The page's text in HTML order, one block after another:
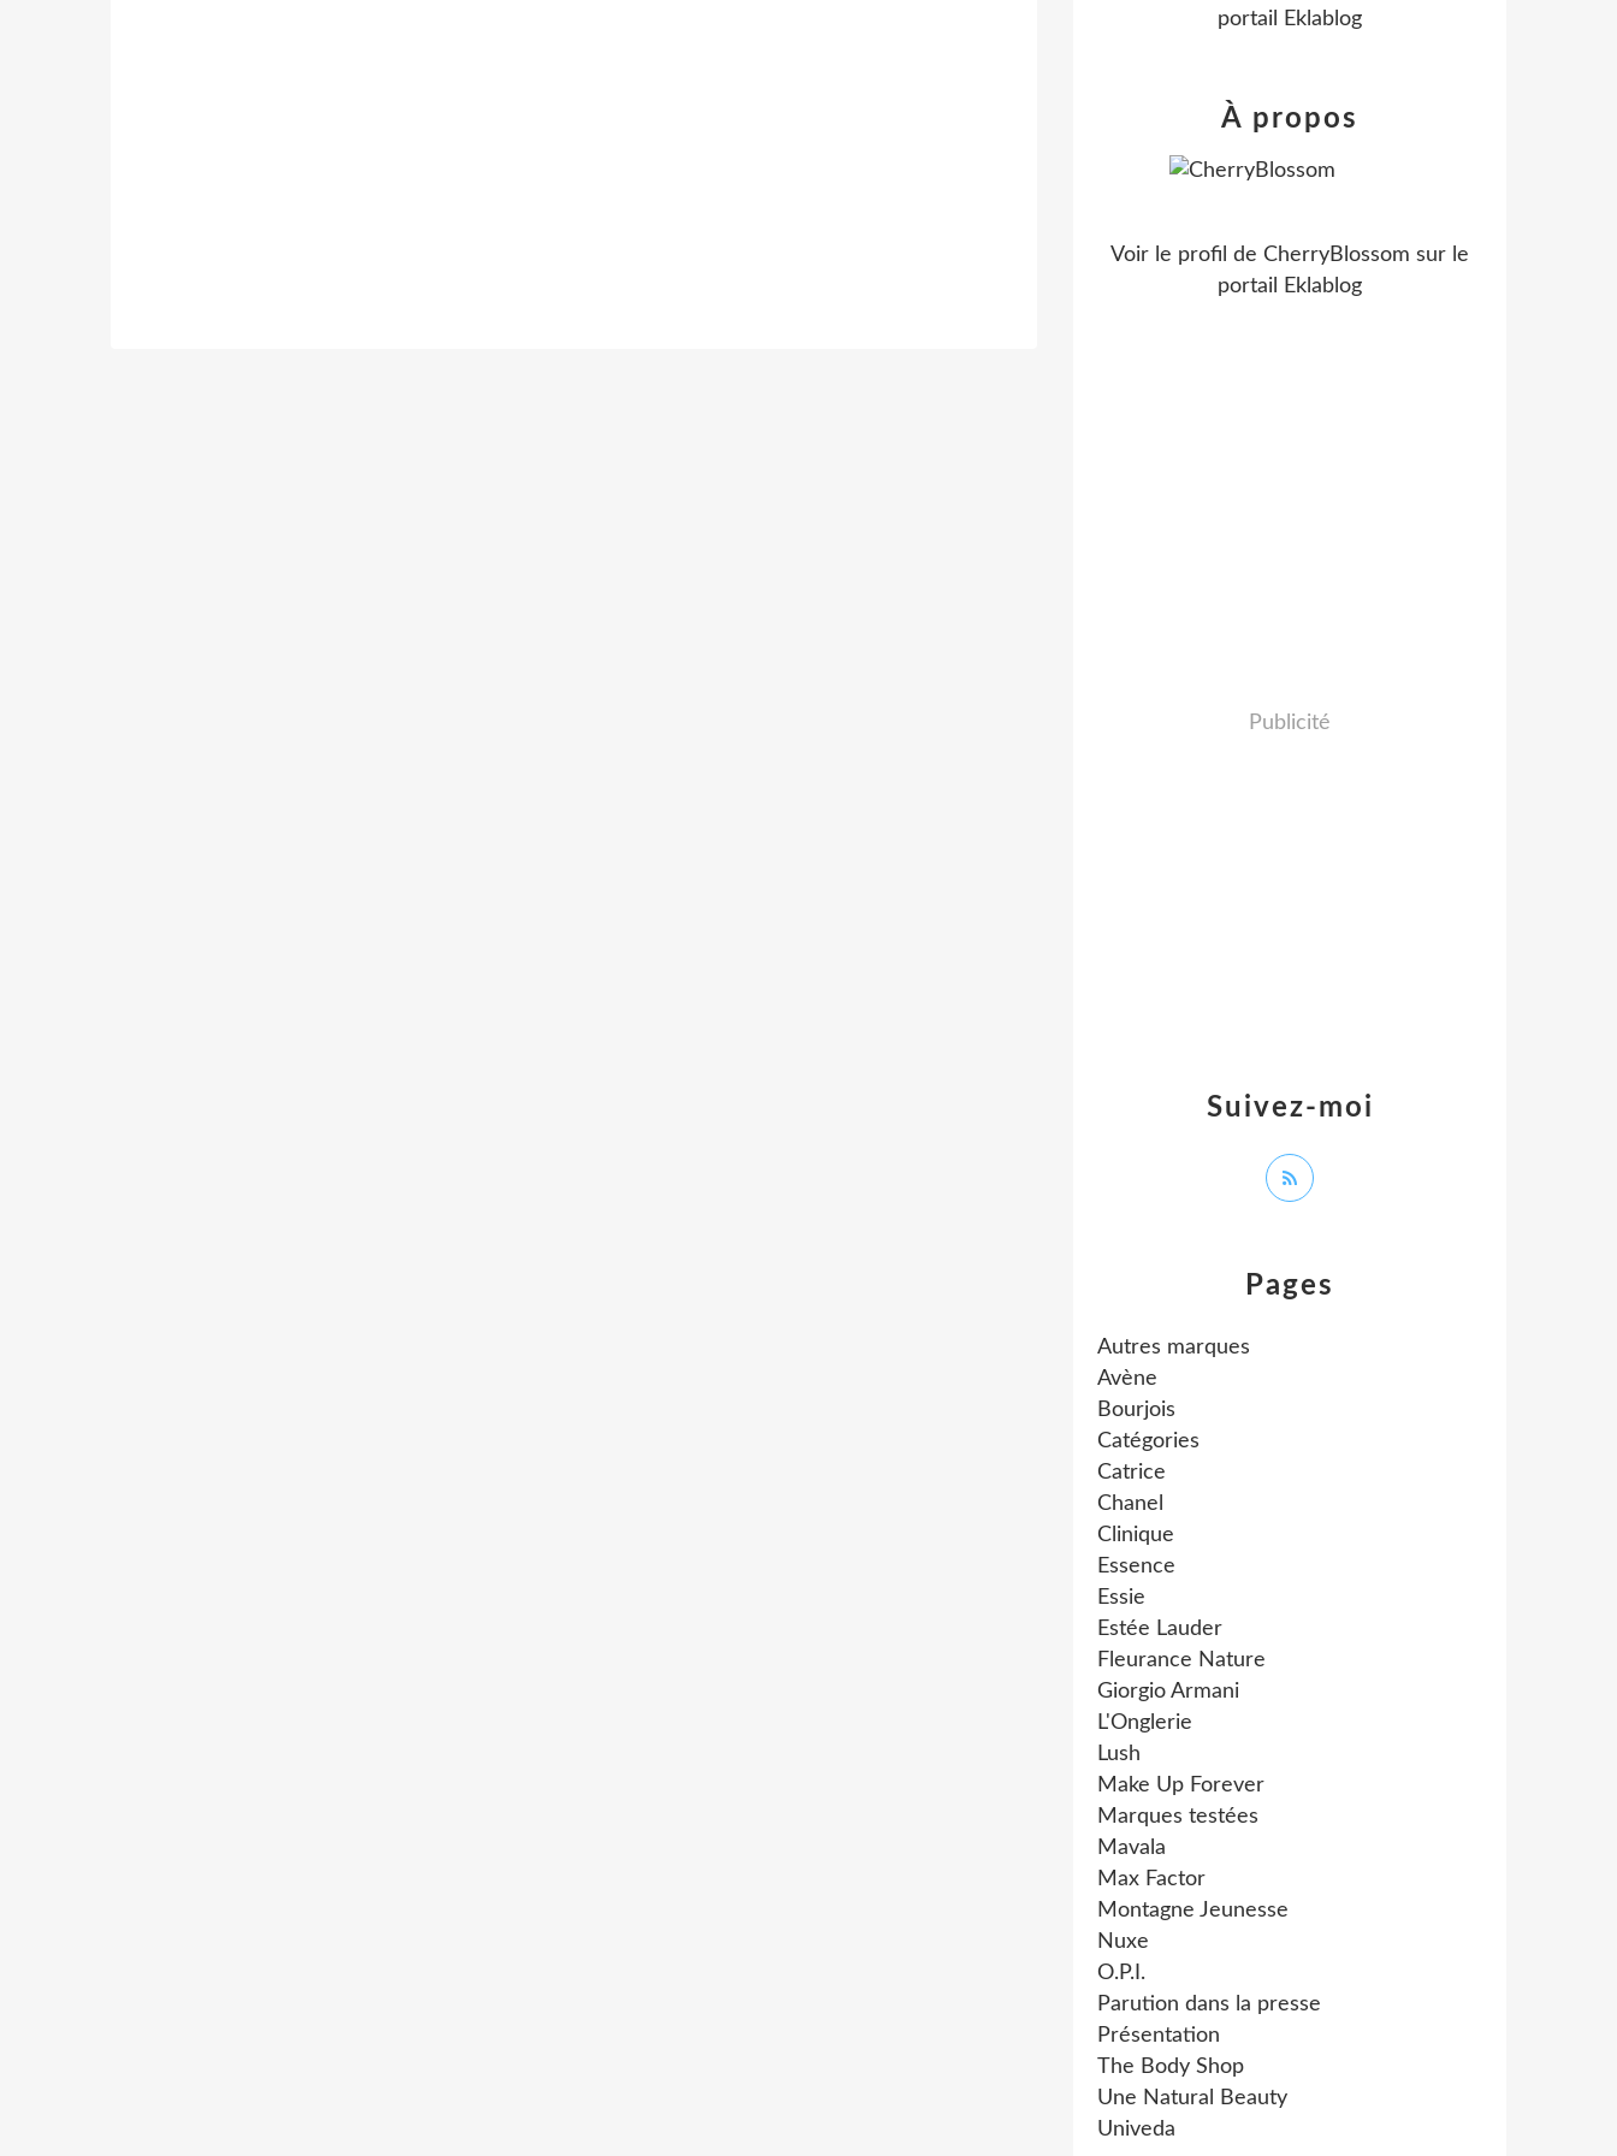
Pages
Autres marques
Avène
Bourjois
Catégories
Catrice
Chanel
Clinique
Essence
Essie
Estée Lauder
Fleurance Nature
Giorgio Armani
L'Onglerie
Lush
Make Up Forever
Marques testées
Mavala
Max Factor
Montagne Jeunesse
Nuxe
O.P.I.
Parution dans la presse
Présentation
The Body Shop
Une Natural Beauty
Univeda
portail Eklablog
Suivez-moi
À propos
Voir le profil de CherryBlossom sur le
portail Eklablog
Publicité